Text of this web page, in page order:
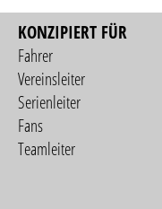
KONZIPIERT FÜR
Fahrer
Vereinsleiter
Serienleiter
Fans
Teamleiter